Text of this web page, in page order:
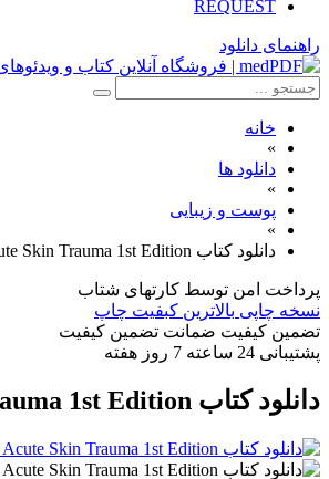
REQUEST
راهنمای دانلود
خانه
»
دانلود ها
»
پوست و زیبایی
»
دانلود کتاب Clinical Management of Acute Skin Trauma 1st Edition
پرداخت امن توسط کارتهای شتاب
نسخه چاپی بالاترین کبفیت چاپ
تضمین کیفیت ضمانت تضمین کیفیت
پشتیبانی 24 ساعته 7 روز هفته
دانلود کتاب Clinical Management of Acute Skin Trauma 1st Edition